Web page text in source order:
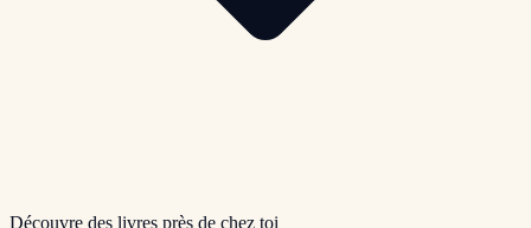
Découvre des livres près de chez toi